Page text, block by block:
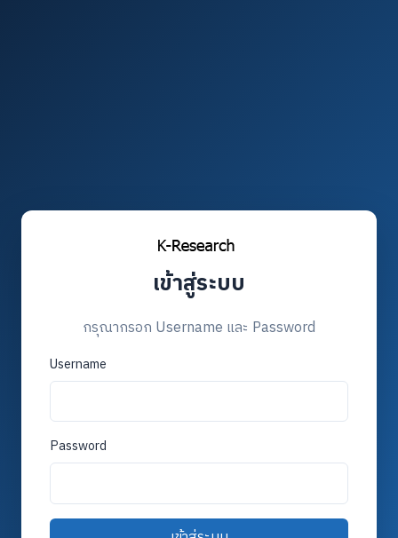
เข้าสู่ระบบ
กรุณากรอก Username และ Password
Username
Password